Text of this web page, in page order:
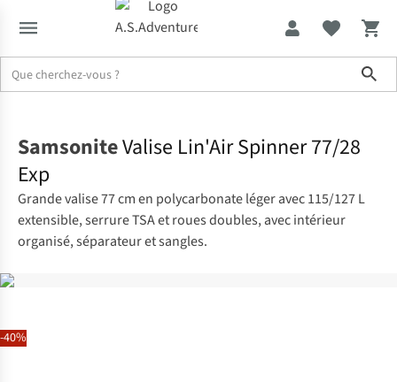
-40%
SamsoniteValise Lin'Air Spinner 77/28
Exp
Grande valise 77 cm en polycarbonate léger avec 115/127 L
extensible, serrure TSA et roues doubles, avec intérieur
organisé, séparateur et sangles.